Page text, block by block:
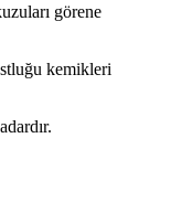
görene
kemikleri